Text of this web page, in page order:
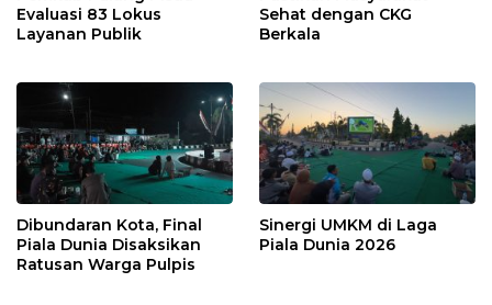
Evaluasi 83 Lokus
Layanan Publik
Sehat dengan CKG
Berkala
Dibundaran Kota, Final
Piala Dunia Disaksikan
Ratusan Warga Pulpis
Sinergi UMKM di Laga
Piala Dunia 2026